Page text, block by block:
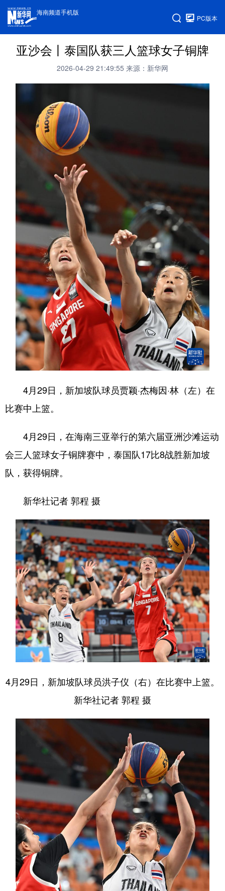
海南频道手机版
PC版本
亚沙会丨泰国队获三人篮球女子铜牌
2026-04-29 21:49:55 来源：新华网
4月29日，新加坡队球员贾颖·杰梅因·林（左）在
比赛中上篮。
4月29日，在海南三亚举行的第六届亚洲沙滩运动
会三人篮球女子铜牌赛中，泰国队17比8战胜新加坡
队，获得铜牌。
新华社记者 郭程 摄
4月29日，新加坡队球员洪子仪（右）在比赛中上篮。
新华社记者 郭程 摄